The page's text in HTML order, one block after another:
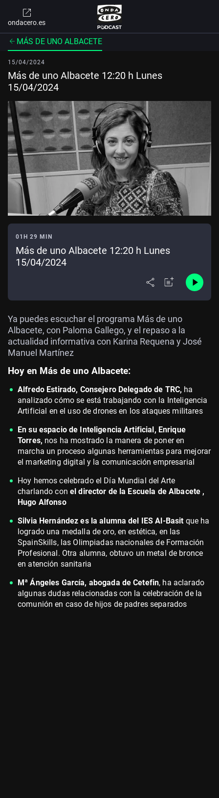
ondacero.es
MÁS DE UNO ALBACETE
15/04/2024
Más de uno Albacete 12:20 h Lunes
15/04/2024
01H 29 MIN
Más de uno Albacete 12:20 h Lunes
15/04/2024
Ya puedes escuchar el programa Más de uno
Albacete, con Paloma Gallego, y el repaso a la
actualidad informativa con Karina Requena y José
Manuel Martínez
Hoy en Más de uno Albacete:
Alfredo Estirado, Consejero Delegado de TRC, ha
analizado cómo se está trabajando con la Inteligencia
Artificial en el uso de drones en los ataques militares
En su espacio de Inteligencia Artificial, Enrique
Torres, nos ha mostrado la manera de poner en
marcha un proceso algunas herramientas para mejorar
el marketing digital y la comunicación empresarial
Hoy hemos celebrado el Día Mundial del Arte
charlando con el director de la Escuela de Albacete ,
Hugo Alfonso
Silvia Hernández es la alumna del IES Al-Basit que ha
logrado una medalla de oro, en estética, en las
SpainSkills, las Olimpiadas nacionales de Formación
Profesional. Otra alumna, obtuvo un metal de bronce
en atención sanitaria
Mª Ángeles García, abogada de Cetefin, ha aclarado
algunas dudas relacionadas con la celebración de la
comunión en caso de hijos de padres separados